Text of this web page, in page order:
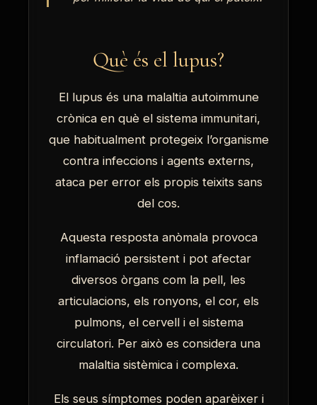
Què és el lupus?
El lupus és una malaltia autoimmune
crònica en què el sistema immunitari,
que habitualment protegeix l’organisme
contra infeccions i agents externs,
ataca per error els propis teixits sans
del cos.
Aquesta resposta anòmala provoca
inflamació persistent i pot afectar
diversos òrgans com la pell, les
articulacions, els ronyons, el cor, els
pulmons, el cervell i el sistema
circulatori. Per això es considera una
malaltia sistèmica i complexa.
Els seus símptomes poden aparèixer i